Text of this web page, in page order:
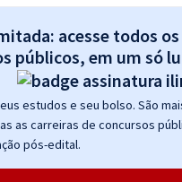
acesse todos
públicos, em um só
estudos e seu bolso. São
as carreiras de concursos
pós-edital.